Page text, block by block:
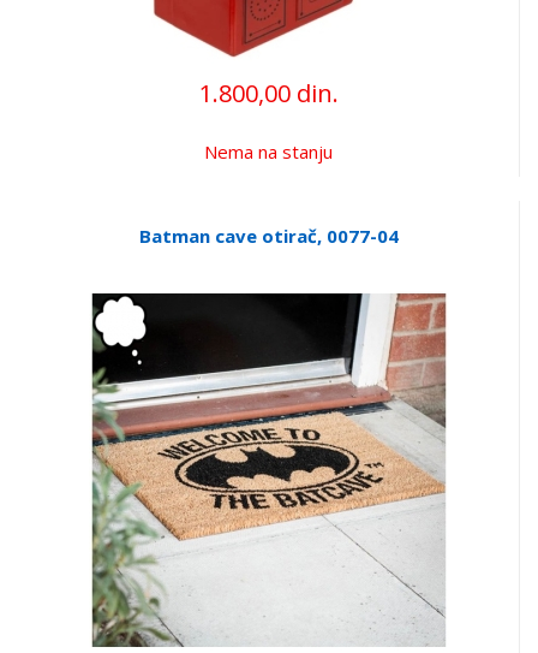
1.800,00 din.
Nema na stanju
Batman cave otirač, 0077-04